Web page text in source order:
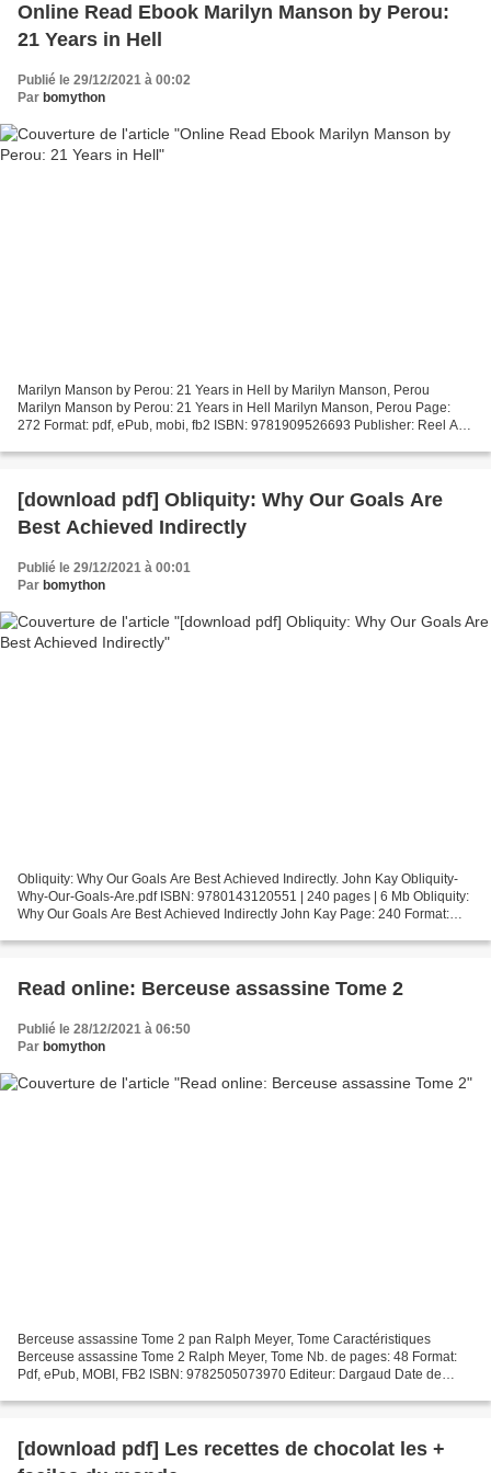
Online Read Ebook Marilyn Manson by Perou:
21 Years in Hell
Publié le 29/12/2021 à 00:02
Par bomython
Marilyn Manson by Perou: 21 Years in Hell by Marilyn Manson, Perou
Marilyn Manson by Perou: 21 Years in Hell Marilyn Manson, Perou Page:
272 Format: pdf, ePub, mobi, fb2 ISBN: 9781909526693 Publisher: Reel Art
[download pdf] Obliquity: Why Our Goals Are
Best Achieved Indirectly
Publié le 29/12/2021 à 00:01
Par bomython
Obliquity: Why Our Goals Are Best Achieved Indirectly. John Kay Obliquity-
Why-Our-Goals-Are.pdf ISBN: 9780143120551 | 240 pages | 6 Mb Obliquity:
Why Our Goals Are Best Achieved Indirectly John Kay Page: 240 Format:
Read online: Berceuse assassine Tome 2
Publié le 28/12/2021 à 06:50
Par bomython
Berceuse assassine Tome 2 pan Ralph Meyer, Tome Caractéristiques
Berceuse assassine Tome 2 Ralph Meyer, Tome Nb. de pages: 48 Format:
Pdf, ePub, MOBI, FB2 ISBN: 9782505073970 Editeur: Dargaud Date de
[download pdf] Les recettes de chocolat les +